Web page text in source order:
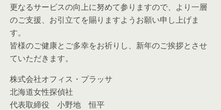
更なるサービスの向上に努めて参りますので、より一層
のご支援、お引立てを賜りますようお願い申し上げま
す。
皆様のご健康とご多幸をお祈りし、新年のご挨拶とさせ
ていただきます。
株式会社オフィス・プラッサ
北海道女性探偵社
代表取締役 小野地 恒平